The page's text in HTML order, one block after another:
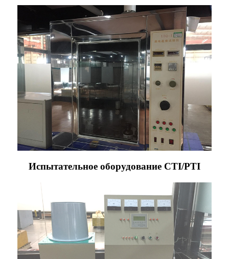
Испытательное оборудование CTI/PTI